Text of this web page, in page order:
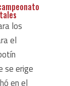
los
el
se erige
en el